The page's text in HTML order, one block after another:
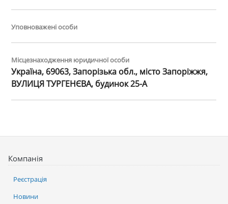
Уповноважені особи
Місцезнаходження юридичної особи
Україна, 69063, Запорізька обл., місто Запоріжжя,
ВУЛИЦЯ ТУРГЕНЄВА, будинок 25-А
Компанія
Реєстрація
Новини